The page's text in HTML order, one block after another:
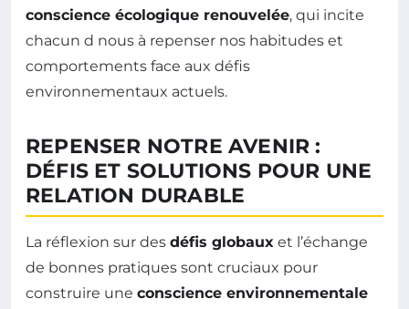
conscience écologique renouvelée, qui incite
chacun d nous à repenser nos habitudes et
comportements face aux défis
environnementaux actuels.
REPENSER NOTRE AVENIR :
DÉFIS ET SOLUTIONS POUR UNE
RELATION DURABLE
La réflexion sur des défis globaux et l’échange
de bonnes pratiques sont cruciaux pour
construire une conscience environnementale